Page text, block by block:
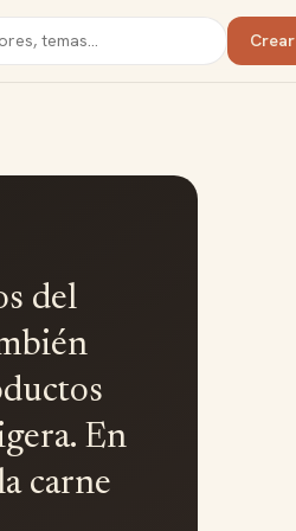
Crear
del
En
carne